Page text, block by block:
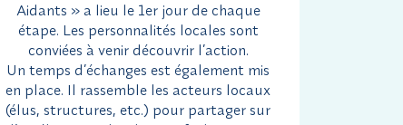
Aidants » a lieu le 1er jour de chaque
étape. Les personnalités locales sont
conviées à venir découvrir l’action.
Un temps d’échanges est également mis
en place. Il rassemble les acteurs locaux
(élus, structures, etc.) pour partager sur